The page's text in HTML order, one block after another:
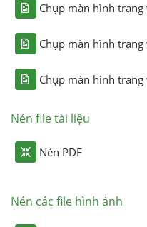
Chụp màn hình trang
Chụp màn hình
Chụp màn hình
Nén file tài liệu
Nén PDF
Nén các file hình ảnh